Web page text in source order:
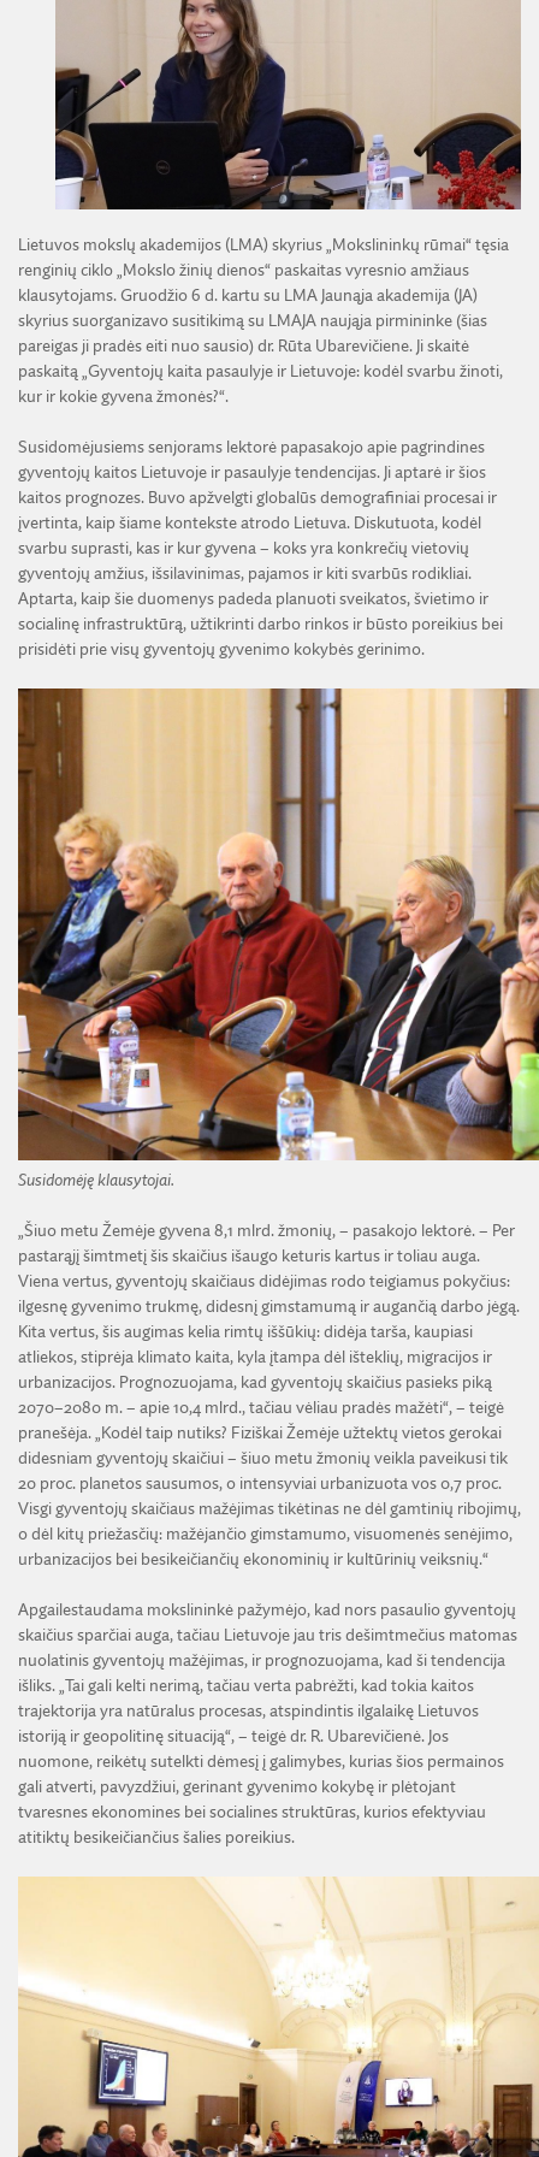
VIRTUALI LMA
TECHNIKOS MOKSLŲ SKYRIUS
JAUNOJI AKADEMIJA
SKYRIAI IR PADALINIAI
PAREIGYBIŲ APRAŠYMAS IR ATLIEKAMOS FUNKCIJOS
BENDRADARBIAVIMO SUTARTYS
MOKSLININKO ETIKOS KODEKSAS
KORUPCIJOS PREVENCIJA
BENDRADARBIAVIMAS SU REGIONAIS
LMA IR AKADEMIKAI ŽINIASKLAIDOJE
PASLAUGOS
ES SF PARAMA LMA
ATVIRI DUOMENYS
FINANSŲ KONTROLĖS TAISYKLĖS
ŪKIO SUBJEKTŲ PRIEŽIŪRA
TARNYBINIAI LENGVIEJI AUTOMOBILIAI
LĖŠOS VEIKLAI VIEŠINTI
Lietuvos mokslų akademijos (LMA) skyrius „Mokslininkų rūmai“ tęsia
renginių ciklo „Mokslo žinių dienos“ paskaitas vyresnio amžiaus
klausytojams. Gruodžio 6 d. kartu su LMA Jaunąja akademija (JA)
skyrius suorganizavo susitikimą su LMAJA naująja pirmininke (šias
pareigas ji pradės eiti nuo sausio) dr. Rūta Ubarevičiene. Ji skaitė
paskaitą „Gyventojų kaita pasaulyje ir Lietuvoje: kodėl svarbu žinoti,
kur ir kokie gyvena žmonės?“.
Susidomėjusiems senjorams lektorė papasakojo apie pagrindines
gyventojų kaitos Lietuvoje ir pasaulyje tendencijas. Ji aptarė ir šios
kaitos prognozes. Buvo apžvelgti globalūs demografiniai procesai ir
įvertinta, kaip šiame kontekste atrodo Lietuva. Diskutuota, kodėl
svarbu suprasti, kas ir kur gyvena – koks yra konkrečių vietovių
gyventojų amžius, išsilavinimas, pajamos ir kiti svarbūs rodikliai.
Aptarta, kaip šie duomenys padeda planuoti sveikatos, švietimo ir
socialinę infrastruktūrą, užtikrinti darbo rinkos ir būsto poreikius bei
prisidėti prie visų gyventojų gyvenimo kokybės gerinimo.
Susidomėję klausytojai.
„Šiuo metu Žemėje gyvena 8,1 mlrd. žmonių, – pasakojo lektorė. – Per
pastarąjį šimtmetį šis skaičius išaugo keturis kartus ir toliau auga.
Viena vertus, gyventojų skaičiaus didėjimas rodo teigiamus pokyčius:
ilgesnę gyvenimo trukmę, didesnį gimstamumą ir augančią darbo jėgą.
Kita vertus, šis augimas kelia rimtų iššūkių: didėja tarša, kaupiasi
atliekos, stiprėja klimato kaita, kyla įtampa dėl išteklių, migracijos ir
urbanizacijos. Prognozuojama, kad gyventojų skaičius pasieks piką
2070–2080 m. – apie 10,4 mlrd., tačiau vėliau pradės mažėti“, – teigė
pranešėja. „Kodėl taip nutiks? Fiziškai Žemėje užtektų vietos gerokai
didesniam gyventojų skaičiui – šiuo metu žmonių veikla paveikusi tik
20 proc. planetos sausumos, o intensyviai urbanizuota vos 0,7 proc.
Visgi gyventojų skaičiaus mažėjimas tikėtinas ne dėl gamtinių ribojimų,
o dėl kitų priežasčių: mažėjančio gimstamumo, visuomenės senėjimo,
urbanizacijos bei besikeičiančių ekonominių ir kultūrinių veiksnių.“
Apgailestaudama mokslininkė pažymėjo, kad nors pasaulio gyventojų
skaičius sparčiai auga, tačiau Lietuvoje jau tris dešimtmečius matomas
nuolatinis gyventojų mažėjimas, ir prognozuojama, kad ši tendencija
išliks. „Tai gali kelti nerimą, tačiau verta pabrėžti, kad tokia kaitos
trajektorija yra natūralus procesas, atspindintis ilgalaikę Lietuvos
istoriją ir geopolitinę situaciją“, – teigė dr. R. Ubarevičienė. Jos
nuomone, reikėtų sutelkti dėmesį į galimybes, kurias šios permainos
gali atverti, pavyzdžiui, gerinant gyvenimo kokybę ir plėtojant
tvaresnes ekonomines bei socialines struktūras, kurios efektyviau
atitiktų besikeičiančius šalies poreikius.